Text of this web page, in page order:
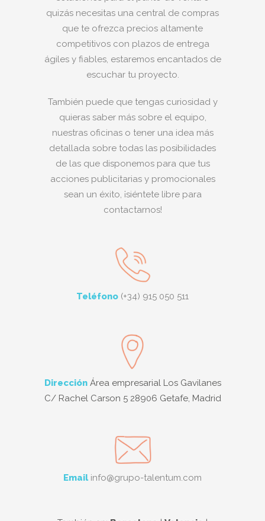
quizás necesitas una central de compras
que te ofrezca precios altamente
competitivos con plazos de entrega
ágiles y fiables, estaremos encantados de
escuchar tu proyecto.
También puede que tengas curiosidad y
quieras saber más sobre el equipo,
nuestras oficinas o tener una idea más
detallada sobre todas las posibilidades
de las que disponemos para que tus
acciones publicitarias y promocionales
sean un éxito, ¡siéntete libre para
contactarnos!
Teléfono (+34) 915 050 511
DirecciónÁrea empresarial Los Gavilanes
C/ Rachel Carson 5 28906 Getafe, Madrid
Email info@grupo-talentum.com